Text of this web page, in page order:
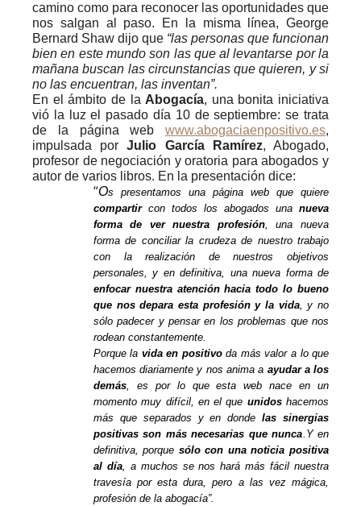
camino como para reconocer las oportunidades que
nos salgan al paso. En la misma línea, George
Bernard Shaw dijo que “las personas que funcionan
bien en este mundo son las que al levantarse por la
mañana buscan las circunstancias que quieren, y si
no las encuentran, las inventan”.
En el ámbito de la Abogacía, una bonita iniciativa
vió la luz el pasado día 10 de septiembre: se trata
de la página web www.abogaciaenpositivo.es,
impulsada porJulio García Ramírez, Abogado,
profesor de negociación y oratoria para abogados y
autor de varios libros. En la presentación dice:
“Os presentamos una página web que quiere
compartir con todos los abogados unanueva
forma de ver nuestra profesión, una nueva
forma de conciliar la crudeza de nuestro trabajo
con la realización de nuestros objetivos
personales, y en definitiva, una nueva forma de
enfocar nuestra atención hacia todo lo bueno
que nos depara esta profesión y la vida, y no
sólo padecer y pensar en los problemas que nos
rodean constantemente.
Porque la vida en positivoda más valor a lo que
hacemos diariamente y nos anima a ayudar a los
demás, es por lo que esta web nace en un
momento muy difícil, en el que unidoshacemos
más que separados y en dondelas sinergias
positivas son más necesarias que nunca.Y en
definitiva, porque sólo con una noticia positiva
al día, a muchos se nos hará más fácil nuestra
travesía por esta dura, pero a las vez mágica,
profesión de la abogacía”.